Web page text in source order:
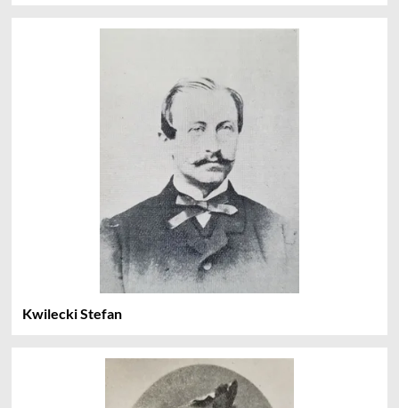
Kwilecki Stefan